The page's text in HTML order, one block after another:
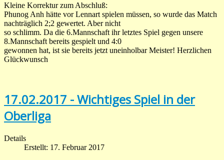
Kleine Korrektur zum Abschluß:
Phunog Anh hätte vor Lennart spielen müssen, so wurde das Match
nachträglich 2;2 gewertet. Aber nicht
so schlimm. Da die 6.Mannschaft ihr letztes Spiel gegen unsere
8.Mannschaft bereits gespielt und 4:0
gewonnen hat, ist sie bereits jetzt uneinholbar Meister! Herzlichen
Glückwunsch
17.02.2017 - Wichtiges Spiel in der
Oberliga
Details
Erstellt: 17. Februar 2017